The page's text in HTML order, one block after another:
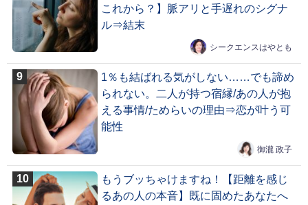
これから？】脈アリと手遅れのシグナ
ル⇒結末
シークエンスはやとも
1％も結ばれる気がしない……でも諦め
られない。二人が持つ宿縁/あの人が抱
える事情/ためらいの理由⇒恋が叶う可
能性
御瀧 政子
もうブッちゃけますね！【距離を感じ
るあの人の本音】既に固めたあなたへ